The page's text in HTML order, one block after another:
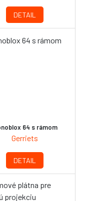
DETAIL
64 s rámom
Gerriets
DETAIL